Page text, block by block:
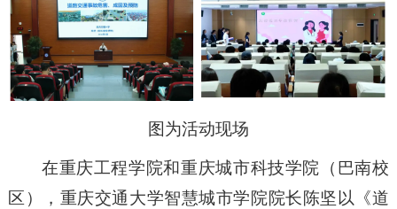
图为活动现场
在重庆工程学院和重庆城市科技学院（巴南校
区），重庆交通大学智慧城市学院院长陈坚以《道